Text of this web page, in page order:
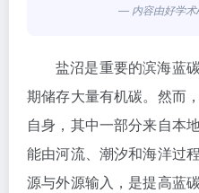
— 内容由好学术
盐沼是重要的滨海蓝
期储存大量有机碳。然而
自身，其中一部分来自本
能由河流、潮汐和海洋过
源与外源输入，是提高蓝